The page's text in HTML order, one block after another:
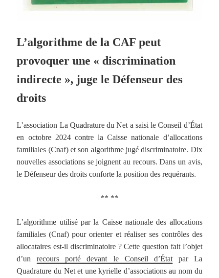
L’algorithme de la CAF peut
provoquer une « discrimination
indirecte », juge le Défenseur des
droits
L’association La Quadrature du Net a saisi le Conseil d’État
en octobre 2024 contre la Caisse nationale d’allocations
familiales (Cnaf) et son algorithme jugé discriminatoire. Dix
nouvelles associations se joignent au recours. Dans un avis,
le Défenseur des droits conforte la position des requérants.
** **
L’algorithme utilisé par la Caisse nationale des allocations
familiales (Cnaf) pour orienter et réaliser ses contrôles des
allocataires est-il discriminatoire ? Cette question fait l’objet
d’unrecours porté devant le Conseil d’Étatpar La
Quadrature du Net et une kyrielle d’associations au nom du